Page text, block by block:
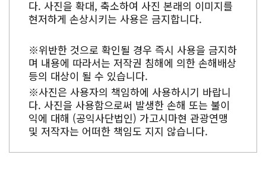
다. 사진을 확대, 축소하여 사진 본래의 이미지를
현저하게 손상시키는 사용은 금지합니다.
※위반한 것으로 확인될 경우 즉시 사용을 금지하
며 내용에 따라서는 저작권 침해에 의한 손해배상
등의 대상이 될 수 있습니다.
※사진은 사용자의 책임하에 사용하시기 바랍니
다. 사진을 사용함으로써 발생한 손해 또는 불이
익에 대해 (공익사단법인) 가고시마현 관광연맹
및 저작자는 어떠한 책임도 지지 않습니다.